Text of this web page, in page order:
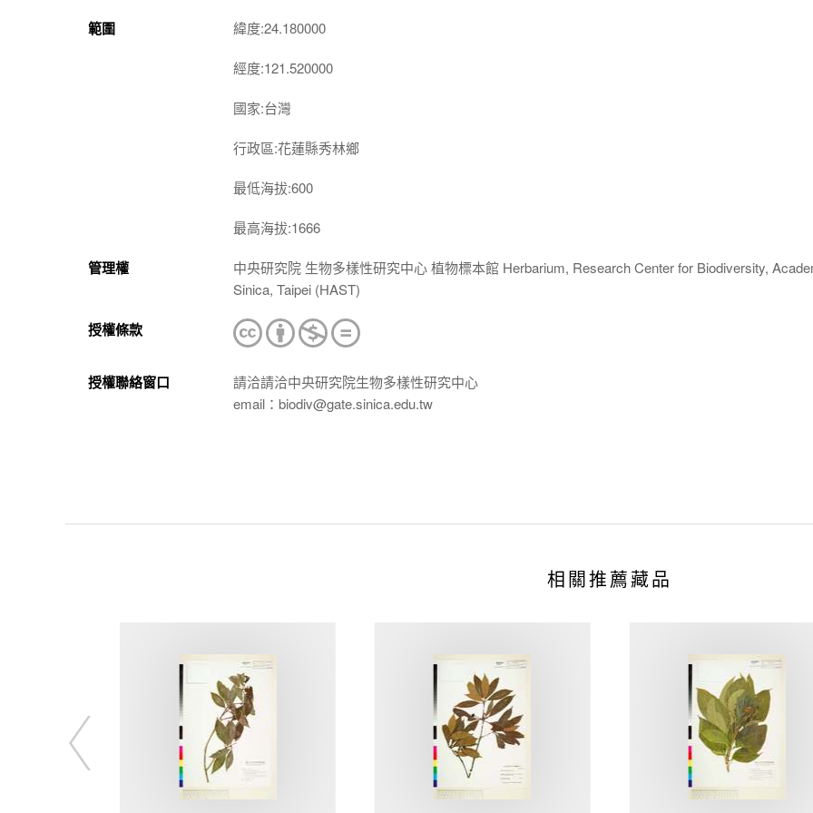
範圍 緯度:24.180000
經度:121.520000
國家:台灣
行政區:花蓮縣秀林鄉
最低海拔:600
最高海拔:1666
管理權
中央研究院 生物多樣性研究中心 植物標本館 Herbarium, Research Center for Biodiversity,
Sinica, Taipei (HAST)
授權條款
授權聯絡窗口
請洽請洽中央研究院生物多樣性研究中心
email：biodiv@gate.sinica.edu.tw
相關推薦藏品